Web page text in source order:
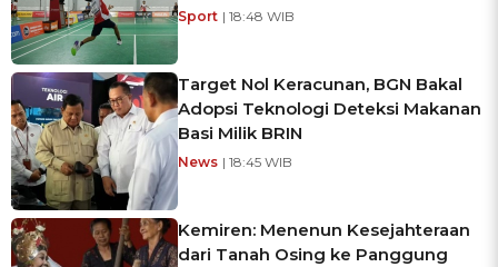
Sport | 18:48 WIB
Target Nol Keracunan, BGN Bakal
Adopsi Teknologi Deteksi Makanan
Basi Milik BRIN
News | 18:45 WIB
Kemiren: Menenun Kesejahteraan
dari Tanah Osing ke Panggung